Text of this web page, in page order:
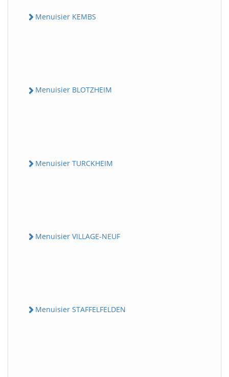
Menuisier KEMBS
Menuisier BLOTZHEIM
Menuisier TURCKHEIM
Menuisier VILLAGE-NEUF
Menuisier STAFFELFELDEN